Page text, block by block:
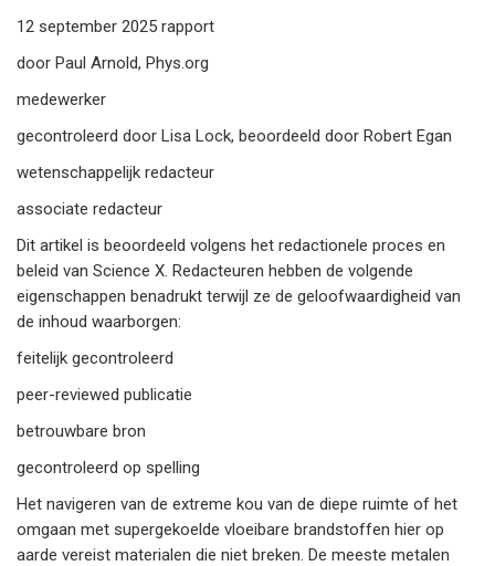
12 september 2025 rapport
door Paul Arnold, Phys.org
medewerker
gecontroleerd door Lisa Lock, beoordeeld door Robert Egan
wetenschappelijk redacteur
associate redacteur
Dit artikel is beoordeeld volgens het redactionele proces en
beleid van Science X. Redacteuren hebben de volgende
eigenschappen benadrukt terwijl ze de geloofwaardigheid van
de inhoud waarborgen:
feitelijk gecontroleerd
peer-reviewed publicatie
betrouwbare bron
gecontroleerd op spelling
Het navigeren van de extreme kou van de diepe ruimte of het
omgaan met supergekoelde vloeibare brandstoffen hier op
aarde vereist materialen die niet breken. De meeste metalen